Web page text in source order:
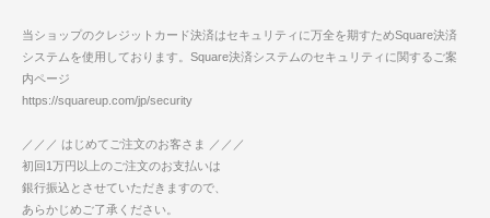
当ショップのクレジットカード決済はセキュリティに万全を期すためSquare決済
システムを使用しております。Square決済システムのセキュリティに関するご案
内ページ
https://squareup.com/jp/security
／／／ はじめてご注文のお客さま ／／／
初回1万円以上のご注文のお支払いは
銀行振込とさせていただきますので、
あらかじめご了承ください。